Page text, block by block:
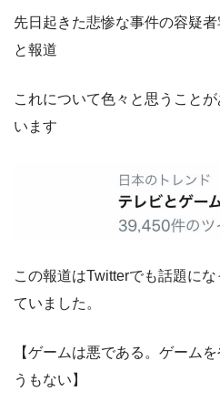
先日起きた悲惨な事件の容疑
と報道
これについて色々と思うこと
います
この報道はTwitterでも話題に
ていました。
【ゲームは悪である。ゲーム
うもない】